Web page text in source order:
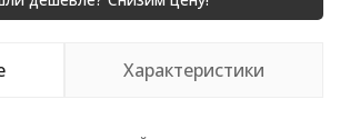
Характеристики